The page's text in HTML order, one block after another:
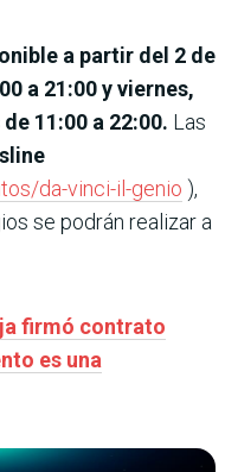
a partir del 2 de
a 21:00 y viernes,
11:00 a 22:00. Las
da-vinci-il-genio ),
se podrán realizar a
firmó contrato
es una